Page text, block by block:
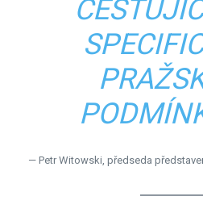
— Petr Witowski, předseda